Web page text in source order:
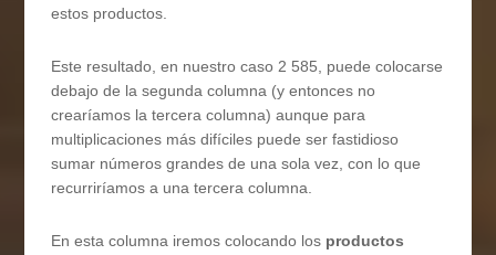
estos productos.
Este resultado, en nuestro caso 2 585, puede colocarse
debajo de la segunda columna (y entonces no
crearíamos la tercera columna) aunque para
multiplicaciones más difíciles puede ser fastidioso
sumar números grandes de una sola vez, con lo que
recurriríamos a una tercera columna.
En esta columna iremos colocando los productos